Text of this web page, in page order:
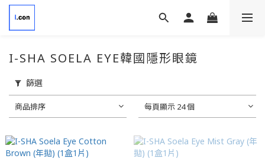
I-SHA SOELA EYE韓國隱形眼鏡
篩選
商品排序 每頁顯示 24 個